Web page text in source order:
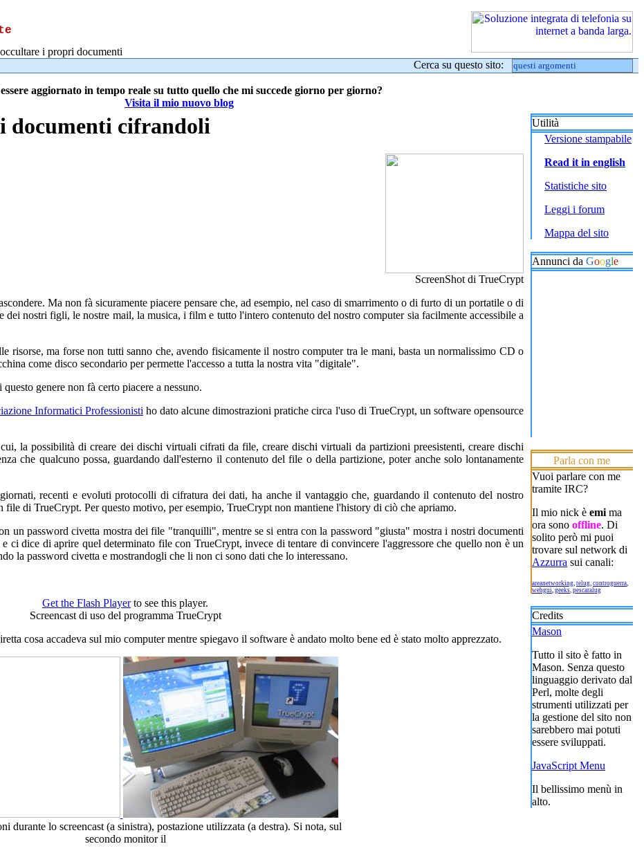
i propri documenti
Cerca su questo sito:
aggiornato in tempo reale su tutto quello che mi succede giorno per giorno?
Visita il mio nuovo blog
documenti cifrandoli
ScreenShot di TrueCrypt
Ma non fà sicuramente piacere pensare che, ad esempio, nel caso di smarrimento o di furto di un portatile o di
nostri figli, le nostre mail, la musica, i film e tutto l'intero contenuto del nostro computer sia facilmente accessibile a
risorse, ma forse non tutti sanno che, avendo fisicamente il nostro computer tra le mani, basta un normalissimo CD o
come disco secondario per permette l'accesso a tutta la nostra vita "digitale".
genere non fà certo piacere a nessuno.
Informatici Professionistiho dato alcune dimostrazioni pratiche circa l'uso di TrueCrypt, un software opensource
la possibilità di creare dei dischi virtuali cifrati da file, creare dischi virtuali da partizioni preesistenti, creare dischi
che qualcuno possa, guardando dall'esterno il contenuto del file o della partizione, poter anche solo lontanamente
recenti e evoluti protocolli di cifratura dei dati, ha anche il vantaggio che, guardando il contenuto del nostro
di TrueCrypt. Per questo motivo, per esempio, TrueCrypt non mantiene l'history di ciò che apriamo.
un password civetta mostra dei file "tranquilli", mentre se si entra con la password "giusta" mostra i nostri documenti
ci dice di aprire quel determinato file con TrueCrypt, invece di tentare di convincere l'aggressore che quello non è un
la password civetta e mostrandogli che li non ci sono dati che lo interessano.
Get the Flash Playerto see this player.
Screencast di uso del programma TrueCrypt
cosa accadeva sul mio computer mentre spiegavo il software è andato molto bene ed è stato molto apprezzato.
durante lo screencast (a sinistra), postazione utilizzata (a destra). Si nota, sul
secondo monitor il
Utilità
Versione stampabile
Read it in english
Statistiche sito
Leggi i forum
Mappa del sito
Annunci da Google
Parla con me
Vuoi parlare con me
tramite IRC?
Il mio nick è emi ma
ora sono offline. Di
solito però mi puoi
trovare sul network di
Azzurra sui canali:
areanetworking, telug, controguerra,
webgui, geeks, pescaralug
Credits
Mason
Tutto il sito è fatto in
Mason. Senza questo
linguaggio derivato dal
Perl, molte degli
strumenti utilizzati per
la gestione del sito non
sarebbero mai potuti
essere sviluppati.
JavaScript Menu
Il bellissimo menù in
alto.